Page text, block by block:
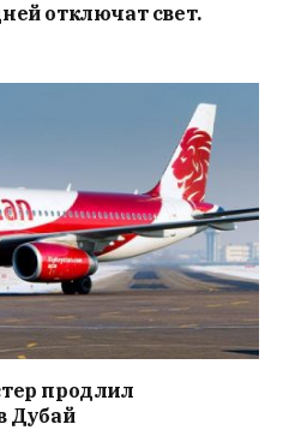
отключат свет.
продлил
Дубай